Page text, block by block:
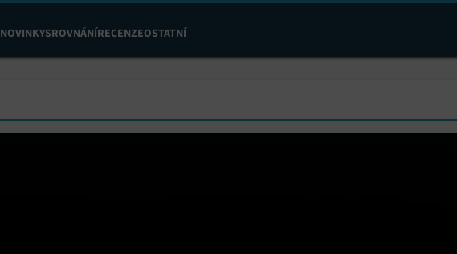
NOVINKYSROVNÁNÍRECENZEOSTATNÍ